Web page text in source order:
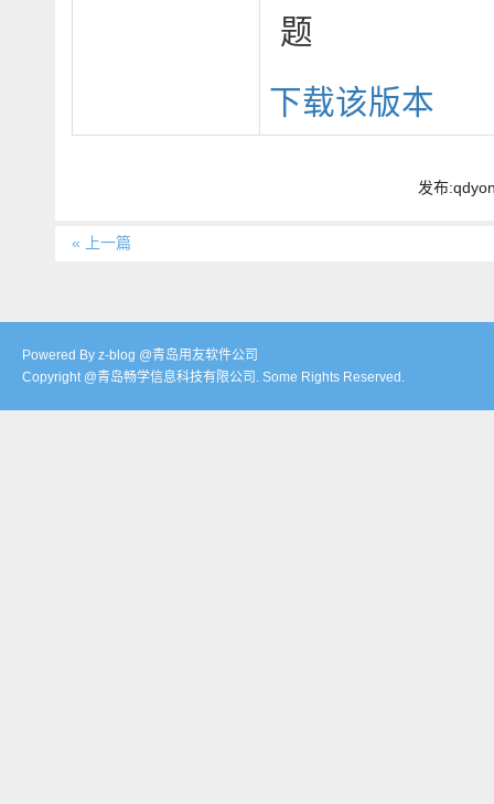
题
下载该版本
发布
« 上一篇
Powered By z-blog @青岛用友软件公司
Copyright @青岛畅学信息科技有限公司. Some Rights Reserved.